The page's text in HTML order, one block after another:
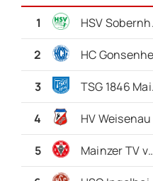
1
2
3
4 HV Weisenau
5 Mainzer